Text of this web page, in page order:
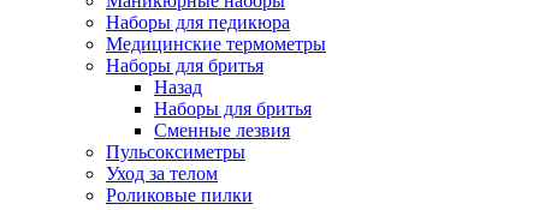
Наборы для педикюра
Медицинские термометры
Наборы для бритья
Назад
Наборы для бритья
Сменные лезвия
Пульсоксиметры
Уход за телом
Роликовые пилки